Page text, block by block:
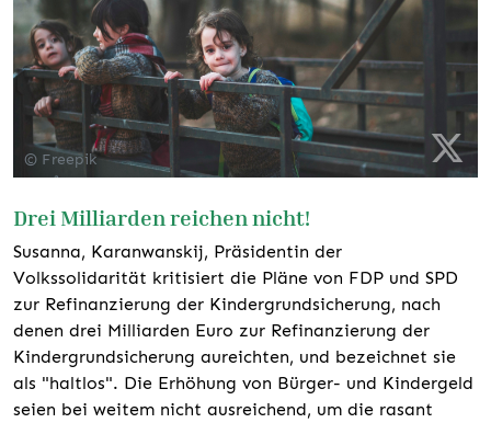
© Freepik
Drei Milliarden reichen nicht!
Susanna, Karanwanskij, Präsidentin der
Volkssolidarität kritisiert die Pläne von FDP und SPD
zur Refinanzierung der Kindergrundsicherung, nach
denen drei Milliarden Euro zur Refinanzierung der
Kindergrundsicherung aureichten, und bezeichnet sie
als "haltlos". Die Erhöhung von Bürger- und Kindergeld
seien bei weitem nicht ausreichend, um die rasant